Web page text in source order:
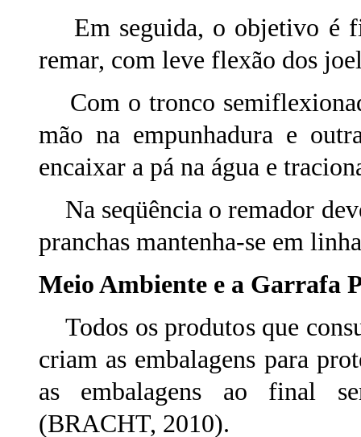
Em seguida, o objetivo é
remar, com leve flexão dos
Com o tronco
mão na empunhadura e
encaixar a pá na água e
Na seqüência o remador
pranchas mantenha-se em
Meio Ambiente e a Garrafa
Todos os produtos que
criam as embalagens para
as embalagens ao final
(BRACHT, 2010).